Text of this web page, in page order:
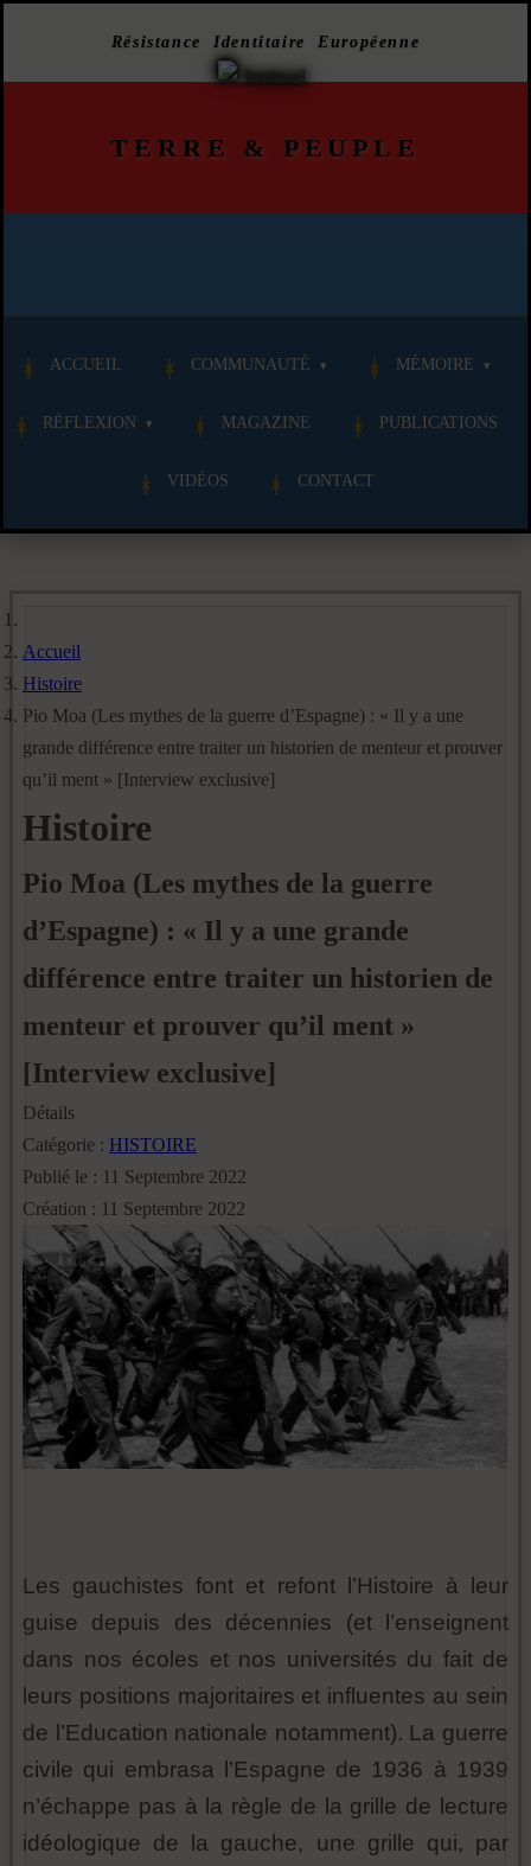
Résistance Identitaire Européenne
TERRE & PEUPLE
ACCUEIL COMMUNAUTÉ MÉMOIRE
RÉFLEXION MAGAZINE PUBLICATIONS
VIDÉOS CONTACT
Accueil
Histoire
Pio Moa (Les mythes de la guerre d’Espagne) : « Il y a une
grande différence entre traiter un historien de menteur et prouver
qu’il ment » [Interview exclusive]
Histoire
Pio Moa (Les mythes de la guerre
d’Espagne) : « Il y a une grande
différence entre traiter un historien de
menteur et prouver qu’il ment »
[Interview exclusive]
Détails
Catégorie : HISTOIRE
Publié le : 11 Septembre 2022
Création : 11 Septembre 2022
Les gauchistes font et refont l’Histoire à leur
guise depuis des décennies (et l’enseignent
dans nos écoles et nos universités du fait de
leurs positions majoritaires et influentes au sein
de l’Education nationale notamment). La guerre
civile qui embrasa l’Espagne de 1936 à 1939
n’échappe pas à la règle de la grille de lecture
idéologique de la gauche, une grille qui, par